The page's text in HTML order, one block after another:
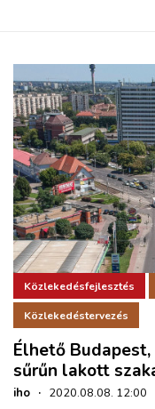
Közlekedésfejlesztés
Közlekedéstervezés
Élhető
sűrűn lakott
iho · 2020.08.08. 12:00